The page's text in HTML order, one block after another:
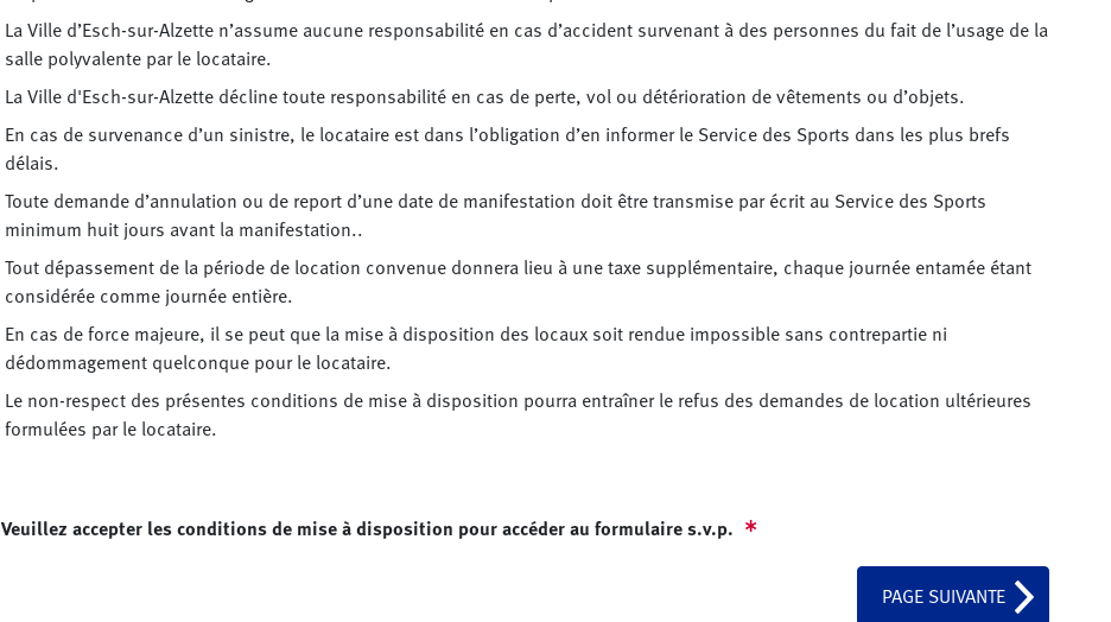
La Ville d’Esch-sur-Alzette n’assume aucune responsabilité en cas d’accident survenant à des personnes du fait de l’usage de la
salle polyvalente par le locataire.
La Ville d'Esch-sur-Alzette décline toute responsabilité en cas de perte, vol ou détérioration de vêtements ou d’objets.
En cas de survenance d’un sinistre, le locataire est dans l’obligation d’en informer le Service des Sports dans les plus brefs
délais.
Toute demande d’annulation ou de report d’une date de manifestation doit être transmise par écrit au Service des Sports
minimum huit jours avant la manifestation..
Tout dépassement de la période de location convenue donnera lieu à une taxe supplémentaire, chaque journée entamée étant
considérée comme journée entière.
En cas de force majeure, il se peut que la mise à disposition des locaux soit rendue impossible sans contrepartie ni
dédommagement quelconque pour le locataire.
Le non-respect des présentes conditions de mise à disposition pourra entraîner le refus des demandes de location ultérieures
formulées par le locataire.
Veuillez accepter les conditions de mise à disposition pour accéder au formulaire s.v.p.
PAGE SUIVANTE